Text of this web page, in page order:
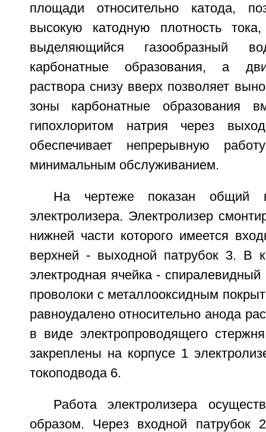
площади относительно катода,
высокую катодную плотность
выделяющийся газообразный
карбонатные образования, а
раствора снизу вверх позволяет
зоны карбонатные образования
гипохлоритом натрия через
обеспечивает непрерывную
минимальным обслуживанием.
На чертеже показан общий
электролизера. Электролизер
нижней части которого имеется
верхней - выходной патрубок 3. В
электродная ячейка -
проволоки с металлооксидным
равноудалено относительно анода
в виде электропроводящего
закреплены на корпусе 1
токоподвода 6.
Работа электролизера
образом. Через входной патрубок